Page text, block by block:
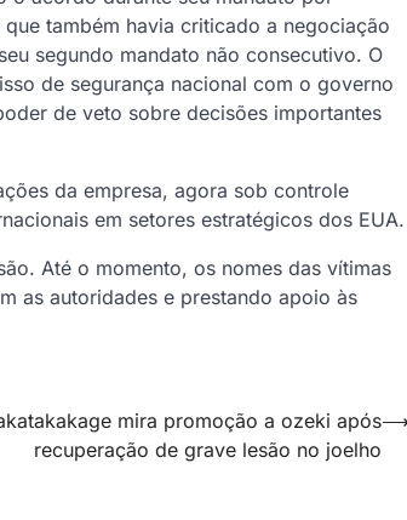
também havia criticado a negociação
segundo mandato não consecutivo. O
de segurança nacional com o governo
de veto sobre decisões importantes
da empresa, agora sob controle
em setores estratégicos dos EUA.
Até o momento, os nomes das vítimas
as autoridades e prestando apoio às
mira promoção a ozeki após
recuperação de grave lesão no joelho